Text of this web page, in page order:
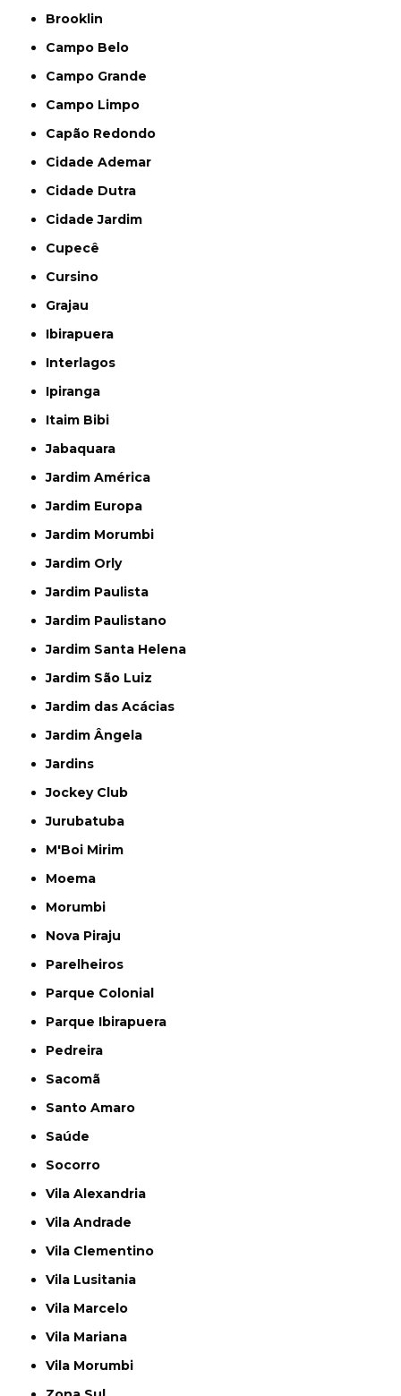
Brooklin
Campo Belo
Campo Grande
Campo Limpo
Capão Redondo
Cidade Ademar
Cidade Dutra
Cidade Jardim
Cupecê
Cursino
Grajau
Ibirapuera
Interlagos
Ipiranga
Itaim Bibi
Jabaquara
Jardim América
Jardim Europa
Jardim Morumbi
Jardim Orly
Jardim Paulista
Jardim Paulistano
Jardim Santa Helena
Jardim São Luiz
Jardim das Acácias
Jardim Ângela
Jardins
Jockey Club
Jurubatuba
M'Boi Mirim
Moema
Morumbi
Nova Piraju
Parelheiros
Parque Colonial
Parque Ibirapuera
Pedreira
Sacomã
Santo Amaro
Saúde
Socorro
Vila Alexandria
Vila Andrade
Vila Clementino
Vila Lusitania
Vila Marcelo
Vila Mariana
Vila Morumbi